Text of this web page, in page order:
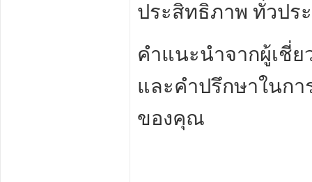
ประสิทธิภาพ ทั่วปร
คำแนะนำจากผู้เชี่
และคำปรึกษาในกา
ของคุณ